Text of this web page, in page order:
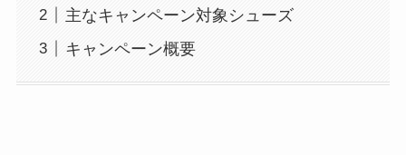
主なキャンペーン対象シューズ
キャンペーン概要